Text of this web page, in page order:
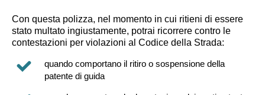
Con questa polizza, nel momento in cui ritieni di essere
stato multato ingiustamente, potrai ricorrere contro le
contestazioni per violazioni al Codice della Strada:
quando comportano il ritiro o sospensione della
patente di guida